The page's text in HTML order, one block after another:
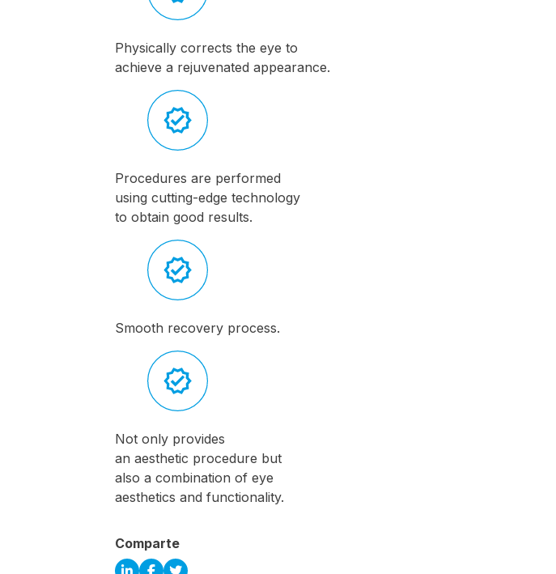
Physically corrects the eye to
achieve a rejuvenated appearance.
Procedures are performed
using cutting-edge technology
to obtain good results.
Smooth recovery process.
Not only provides
an aesthetic procedure but
also a combination of eye
aesthetics and functionality.
Comparte